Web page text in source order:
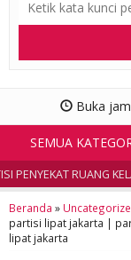
Buka jam
SEMUA
PENYEKAT RUANG
Beranda »
partisi lipat jakarta |
lipat jakarta